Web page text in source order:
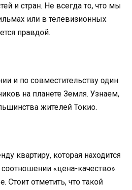
и стран. Не всегда то, что мы
или в телевизионных
правдой.
и по совместительству один
на планете Земля. Узнаем,
жителей Токио.
квартиру, которая находится
«цена-качество».
Стоит отметить, что такой